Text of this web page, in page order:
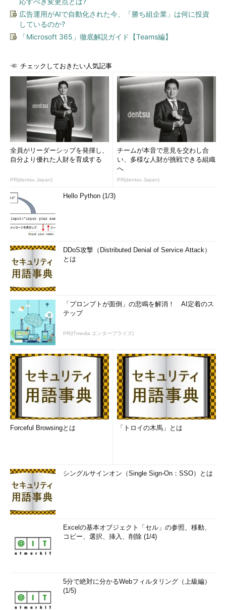
広告運用がAIで自動化された今、「勝ち組企業」は何に投資
しているのか?
「Microsoft 365」徹底解説ガイド【Teams編】
チェックしておきたい人気記事
全員がリーダーシップを発揮し、
自分より優れた人財を育成する
PR(dentsu Japan)
チームが本音で意見を交わし合
い、多様な人財が挑戦できる組織
へ
PR(dentsu Japan)
Hello Python (1/3)
DDoS攻撃（Distributed Denial of Service Attack）
とは
「プロンプトが面倒」の悲鳴を解消！ AI定着のス
テップ
PR(ITmedia エンタープライズ)
Forceful Browsingとは 「トロイの木馬」とは
シングルサインオン（Single Sign-On：SSO）とは
Excelの基本オブジェクト「セル」の参照、移動、
コピー、選択、挿入、削除 (1/4)
5分で絶対に分かるWebフィルタリング（上級編）
(1/5)